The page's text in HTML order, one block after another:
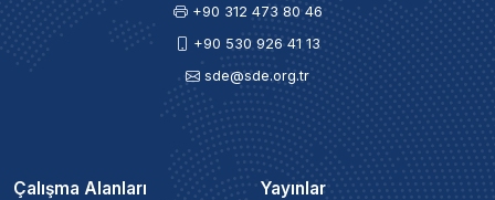
+90 312 473 80 46
+90 530 926 41 13
sde@sde.org.tr
Çalışma Alanları Yayınlar